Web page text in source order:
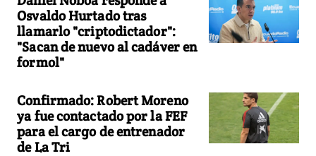
Osvaldo Hurtado tras
llamarlo "criptodictador":
"Sacan de nuevo al cadáver en
formol"
Confirmado: Robert Moreno
ya fue contactado por la FEF
para el cargo de entrenador
de La Tri